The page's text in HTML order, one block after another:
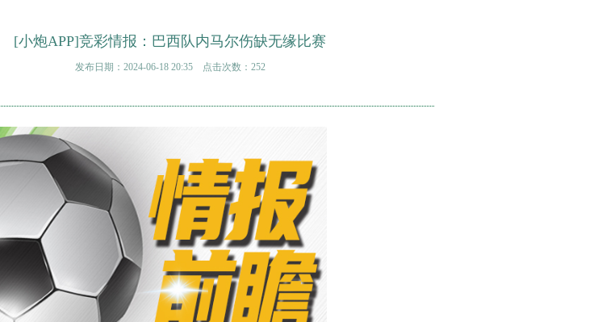
[小炮APP]竞彩情报：巴西队内马尔伤缺无缘比赛
发布日期：2024-06-18 20:35 点击次数：252